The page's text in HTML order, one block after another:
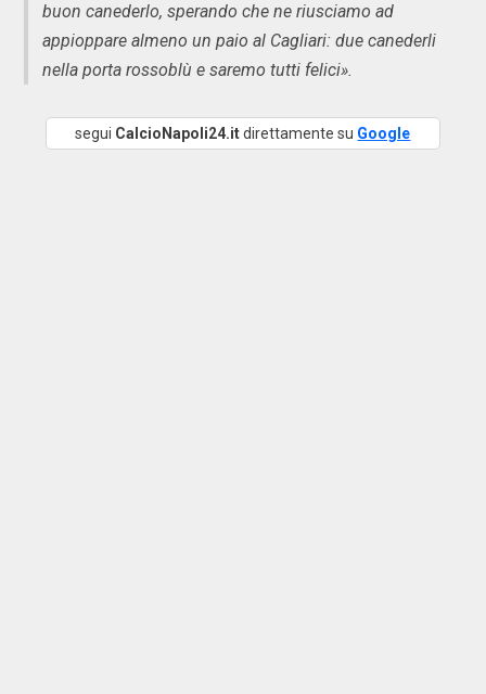
buon canederlo, sperando che ne riusciamo ad
appioppare almeno un paio al Cagliari: due canederli
nella porta rossoblù e saremo tutti felici».
segui CalcioNapoli24.itdirettamente su Google